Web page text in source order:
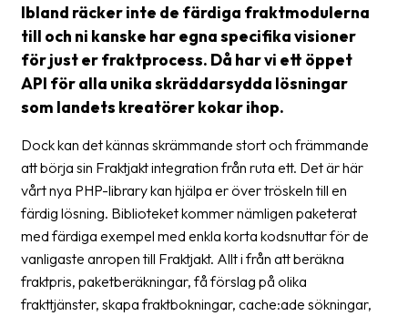
Nedladdningar
Streckkodsläsare
Kundtjänst
Om
företaget
Om
Fraktjakt
Pressrum
Medarbetare
Ibland räcker inte de färdiga fraktmodulerna
till och ni kanske har egna specifika visioner
för just er fraktprocess. Då har vi ett öppet
API för alla unika skräddarsydda lösningar
som landets kreatörer kokar ihop.
Dock kan det kännas skrämmande stort och främmande
att börja sin Fraktjakt integration från ruta ett. Det är här
vårt nya PHP-library kan hjälpa er över tröskeln till en
färdig lösning. Biblioteket kommer nämligen paketerat
med färdiga exempel med enkla korta kodsnuttar för de
vanligaste anropen till Fraktjakt. Allt i från att beräkna
fraktpris, paketberäkningar, få förslag på olika
frakttjänster, skapa fraktbokningar, cache:ade sökningar,